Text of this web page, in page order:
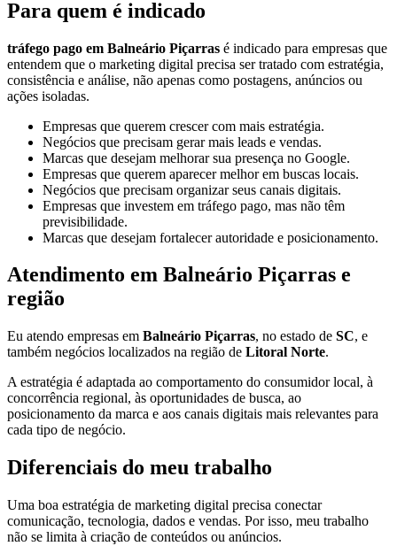
Para quem é indicado
tráfego pago em Balneário Piçarras é indicado para empresas que
entendem que o marketing digital precisa ser tratado com estratégia,
consistência e análise, não apenas como postagens, anúncios ou
ações isoladas.
Empresas que querem crescer com mais estratégia.
Negócios que precisam gerar mais leads e vendas.
Marcas que desejam melhorar sua presença no Google.
Empresas que querem aparecer melhor em buscas locais.
Negócios que precisam organizar seus canais digitais.
Empresas que investem em tráfego pago, mas não têm
previsibilidade.
Marcas que desejam fortalecer autoridade e posicionamento.
Atendimento em Balneário Piçarras e
região
Eu atendo empresas em Balneário Piçarras, no estado de SC, e
também negócios localizados na região de Litoral Norte.
A estratégia é adaptada ao comportamento do consumidor local, à
concorrência regional, às oportunidades de busca, ao
posicionamento da marca e aos canais digitais mais relevantes para
cada tipo de negócio.
Diferenciais do meu trabalho
Uma boa estratégia de marketing digital precisa conectar
comunicação, tecnologia, dados e vendas. Por isso, meu trabalho
não se limita à criação de conteúdos ou anúncios.